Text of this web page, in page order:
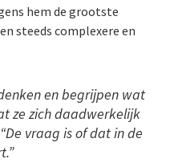
hem de grootste
steeds complexere en
en begrijpen wat
ze zich daadwerkelijk
“De vraag is of dat in de